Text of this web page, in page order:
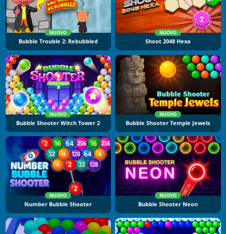
NUOVO
Bubble Trouble 2: Rebubbled
NUOVO
Shoot 2048 Hexa
NUOVO
Bubble Shooter Witch Tower 2
NUOVO
Bubble Shooter Temple Jewels
NUOVO
Number Bubble Shooter
NUOVO
Bubble Shooter Neon